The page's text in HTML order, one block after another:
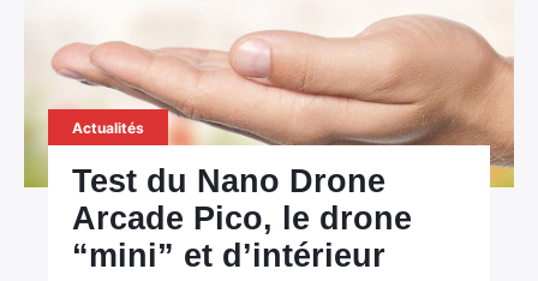
Actualités
Test du Nano Drone
Arcade Pico, le drone
“mini” et d’intérieur